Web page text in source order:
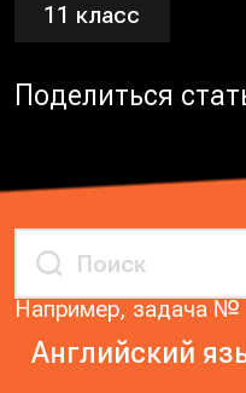
11 класс
Поделиться
Например, задача №
Английский